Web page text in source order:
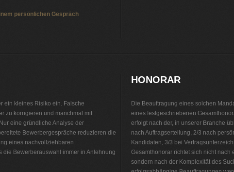
persönlichen Gespräch
ein kleines Risiko ein. Falsche
zu korrigieren und manchmal mit
eine gründliche Analyse der
Bewerbergespräche reduzieren die
eines nachvollziehbaren
die Bewerberauswahl immer in Anlehnung
HONORAR
Die Beauftragung eines solchen
eines festgeschriebenen
erfolgt nach der, in unserer Branche
nach Auftragserteilung, 2/3 nach
Kandidaten, 3/3 bei
Gesamthonorar richtet sich nicht nach
sondern nach der Komplexität des